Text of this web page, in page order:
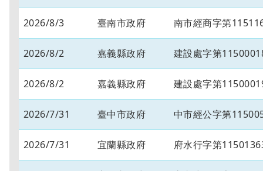
2026/8/3 臺南市政府 南市經商字第
2026/8/2 嘉義縣政府 建設處字第
2026/8/2 嘉義縣政府 建設處字第
2026/7/31 臺中市政府 中市經公字第
2026/7/31 宜蘭縣政府 府水行字第